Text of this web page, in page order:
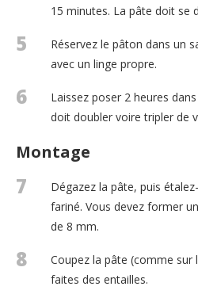
15 minutes. La pâte doit se
5
Réservez le pâton dans un
avec un linge propre.
6
Laissez poser 2 heures
doit doubler voire tripler de
Montage
7
Dégazez la pâte, puis
fariné. Vous devez former
de 8 mm.
8
Coupez la pâte (comme
faites des entailles.